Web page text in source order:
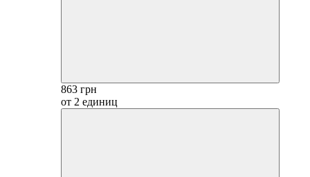
863 грн
от 2 единиц